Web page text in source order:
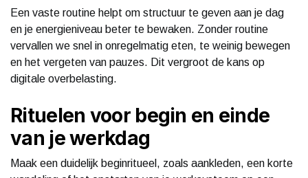
Een vaste routine helpt om structuur te geven aan je dag
en je energieniveau beter te bewaken. Zonder routine
vervallen we snel in onregelmatig eten, te weinig bewegen
en het vergeten van pauzes. Dit vergroot de kans op
digitale overbelasting.
Rituelen voor begin en einde
van je werkdag
Maak een duidelijk beginritueel, zoals aankleden, een korte